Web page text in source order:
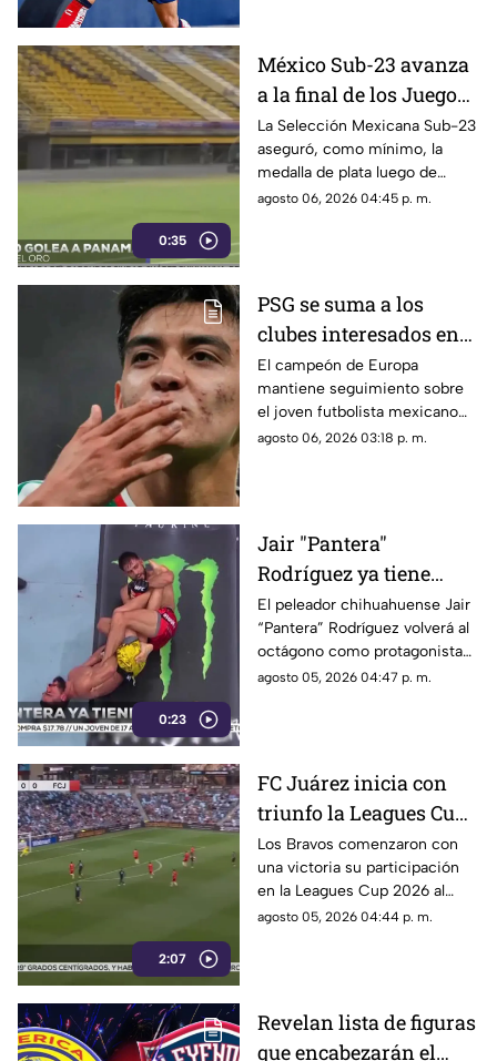
0:35
México Sub-23 avanza
a la final de los Juegos
Centroamericanos y del
Caribe 2026 tras golear
a Panamá
La Selección Mexicana Sub-23
aseguró, como mínimo, la
medalla de plata luego de
imponerse con autoridad a
agosto 06, 2026 04:45 p. m.
PSG se suma a los
clubes interesados en
Gilberto Mora;
esperarían mayoría de
edad
El campeón de Europa
mantiene seguimiento sobre
el joven futbolista mexicano
Gilberto Mora.
agosto 06, 2026 03:18 p. m.
0:23
Jair "Pantera"
Rodríguez ya tiene
rival para su regreso a
UFC | VIDEO
El peleador chihuahuense Jair
“Pantera” Rodríguez volverá al
octágono como protagonista
de una función estelar de UFC.
agosto 05, 2026 04:47 p. m.
2:07
FC Juárez inicia con
triunfo la Leagues Cup
2026 | VIDEO
Los Bravos comenzaron con
una victoria su participación
en la Leagues Cup 2026 al
imponerse 2-1 como visitantes
agosto 05, 2026 04:44 p. m.
Revelan lista de figuras
que encabezarán el